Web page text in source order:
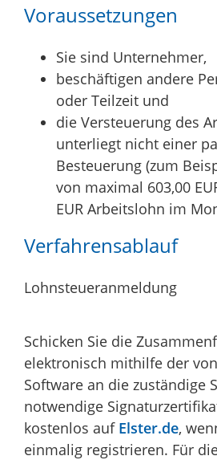
Voraussetzungen
Sie sind Unternehmer,
beschäftigen andere
oder Teilzeit und
die Versteuerung des
unterliegt nicht einer
Besteuerung (zum
von maximal 603,00
EUR Arbeitslohn im
Verfahrensablauf
Lohnsteueranmeldung
Schicken Sie die
elektronisch mithilfe der
Software an die zuständige
notwendige
kostenlos auf Elster.de,
einmalig registrieren. Für